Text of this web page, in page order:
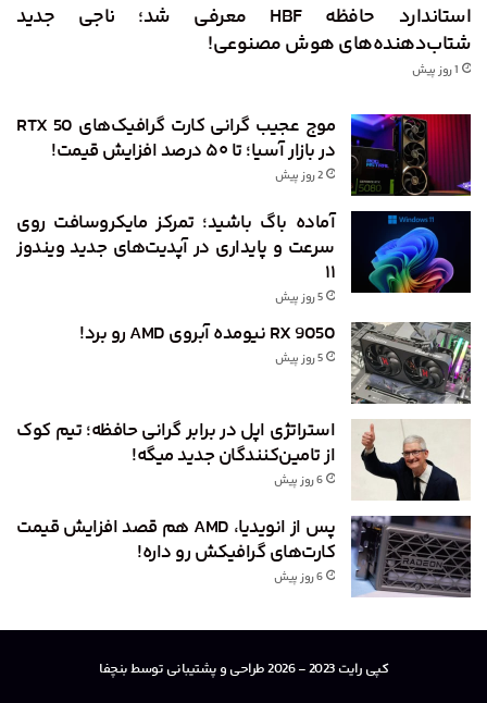
استاندارد حافظه HBF معرفی شد؛ ناجی جدید
شتاب‌دهنده‌های هوش مصنوعی!
1 روز پیش
موج عجیب گرانی کارت گرافیک‌های RTX 50
در بازار آسیا؛ تا ۵۰ درصد افزایش قیمت!
2 روز پیش
آماده باگ باشید؛ تمرکز مایکروسافت روی
سرعت و پایداری در آپدیت‌های جدید ویندوز
۱۱
5 روز پیش
RX 9050 نیومده آبروی AMD رو برد!
5 روز پیش
استراتژی اپل در برابر گرانی حافظه؛ تیم کوک
از تامین‌کنندگان جدید میگه!
6 روز پیش
پس از انویدیا، AMD هم قصد افزایش قیمت
کارت‌های گرافیکش رو داره!
6 روز پیش
کپی رایت 2023 - 2026 طراحی و پشتیبانی توسط بنچفا